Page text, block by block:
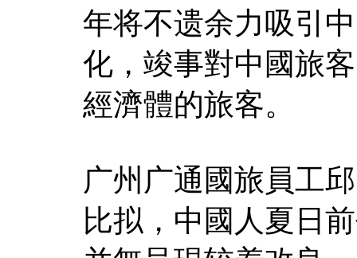
年将不遗余力吸引
化，竣事對中國旅
經濟體的旅客。
广州广通國旅員工
比拟，中國人夏日